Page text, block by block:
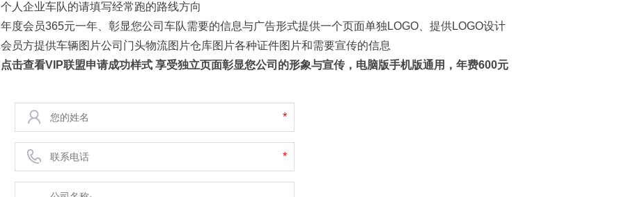
个人企业车队的请填写经常跑的路线方向
年度会员365元一年、彰显您公司车队需要的信息与广告形式提供一个页面单独LOGO、提供LOGO设计
会员方提供车辆图片公司门头物流图片仓库图片各种证件图片和需要宣传的信息
点击查看VIP联盟申请成功样式 享受独立页面彰显您公司的形象与宣传，电脑版手机版通用，年费600元
*
*